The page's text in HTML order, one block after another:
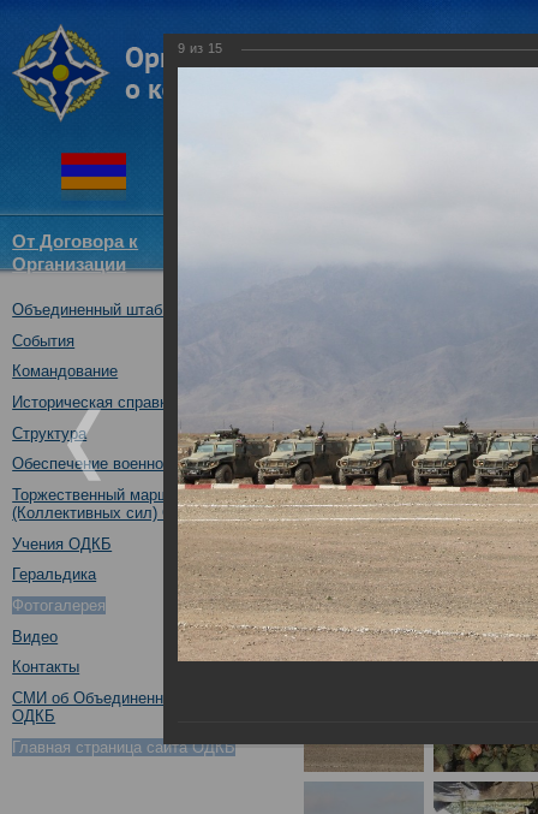
От Договора к
Организации
Объединенный штаб ОДКБ
События
Командование
Историческая справка
Структура
Обеспечение военной безопасности
Торжественный марш Войск
(Коллективных сил) ОДКБ
Учения ОДКБ
Геральдика
Фотогалерея
Видео
Контакты
СМИ об Объединенном штабе
ОДКБ
Главная страница сайта ОДКБ
9 из 15